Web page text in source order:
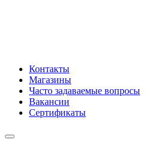
Контакты
Магазины
Часто задаваемые вопросы
Вакансии
Сертификаты